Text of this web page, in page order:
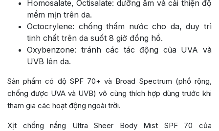
Homosalate, Octisalate: dưỡng ẩm và cải thiện độ
mềm mịn trên da.
Octocrylene: chống thấm nước cho da, duy trì
tinh chất trên da suốt 8 giờ đồng hồ.
Oxybenzone: tránh các tác động của UVA và
UVB lên da.
Sản phẩm có độ SPF 70+ và Broad Spectrum (phổ rộng,
chống được UVA và UVB) vô cùng thích hợp dùng trước khi
tham gia các hoạt động ngoài trời.
Xịt chống nắng Ultra Sheer Body Mist SPF 70 của